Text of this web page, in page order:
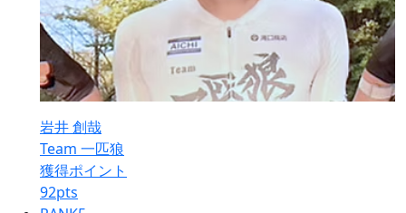
岩井 創哉
Team 一匹狼
獲得ポイント
92pts